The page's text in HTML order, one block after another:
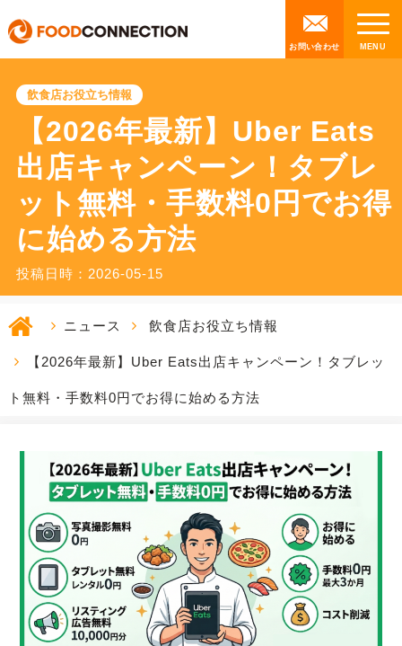
お問い合わせ
飲食店お役立ち情報
【2026年最新】Uber Eats
出店キャンペーン！タブレ
ット無料・手数料0円でお得
に始める方法
投稿日時：2026-05-15
ニュース 飲食店お役立ち情報
【2026年最新】Uber Eats出店キャンペーン！タブレッ
ト無料・手数料0円でお得に始める方法